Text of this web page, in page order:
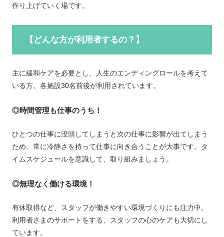
作り上げていく場です。
【どんな方が利用者するの？】
主に緩和ケアを必要とし、人生のエンディングロールを考えて
いる方。各施設30名前後が利用されています。
◎時間管理も仕事のうち！
ひとつの仕事に没頭してしまうと次の仕事に影響が出てしまう
ため、常に冷静さを持って仕事に向き合うことが大事です。タ
イムスケジュールを意識して、取り組みましょう。
◎無理なく働ける環境！
有休取得など、スタッフが働きやすい環境づくりにも注力中。
利用者さまのサポートをする、スタッフの心のケアも大切にし
ています。